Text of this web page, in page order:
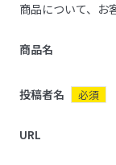
商品について、お
商品名
投稿者名 必須
URL